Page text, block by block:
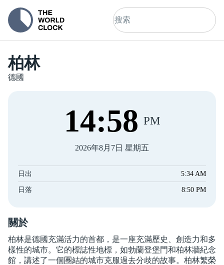
柏林
德國
14:58 PM
2026年8月7日 星期五
日出 5:34 AM
日落 8:50 PM
關於
柏林是德國充滿活力的首都，是一座充滿歷史、創造力和多
樣性的城市。它的標誌性地標，如勃蘭登堡門和柏林牆紀念
館，講述了一個團結的城市克服過去分歧的故事。柏林繁榮